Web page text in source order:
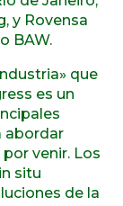
y Rovensa
BAW.
que
es un
abordar
venir. Los
situ
de la